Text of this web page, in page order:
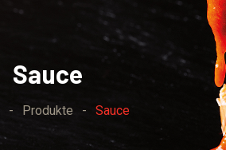
Sauce
- Produkte - Sauce